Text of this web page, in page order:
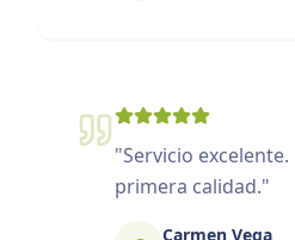
"Servicio excelente.
primera calidad."
Carmen Vega